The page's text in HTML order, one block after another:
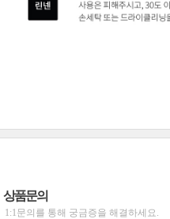
상품문의
1:1문의를 통해 궁금증을 해결하세요.